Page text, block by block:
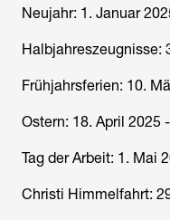
Neujahr: 1. Januar
Halbjahreszeugnisse:
Frühjahrsferien: 10.
Ostern: 18. April 2025
Tag der Arbeit: 1. Mai
Christi Himmelfahrt: